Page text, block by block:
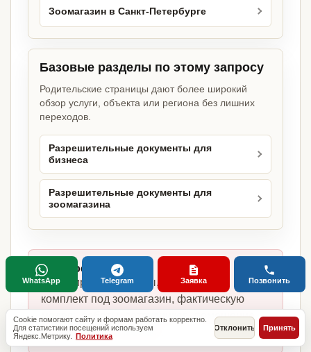
Зоомагазин в Санкт-Петербурге
Базовые разделы по этому запросу
Родительские страницы дают более широкий
обзор услуги, объекта или региона без лишних
переходов.
Разрешительные документы для
бизнеса
Разрешительные документы для
зоомагазина
Главное отличие:
не копируем шаблоны, а собираем
комплект под зоомагазин, фактическую
модель работы, сотрудников, помещение
и требования в Москве.
Cookie помогают сайту и формам работать корректно.
Для статистики посещений используем
Яндекс.Метрику. Политика
Отклонить Принять
WhatsApp Telegram Заявка Позвонить